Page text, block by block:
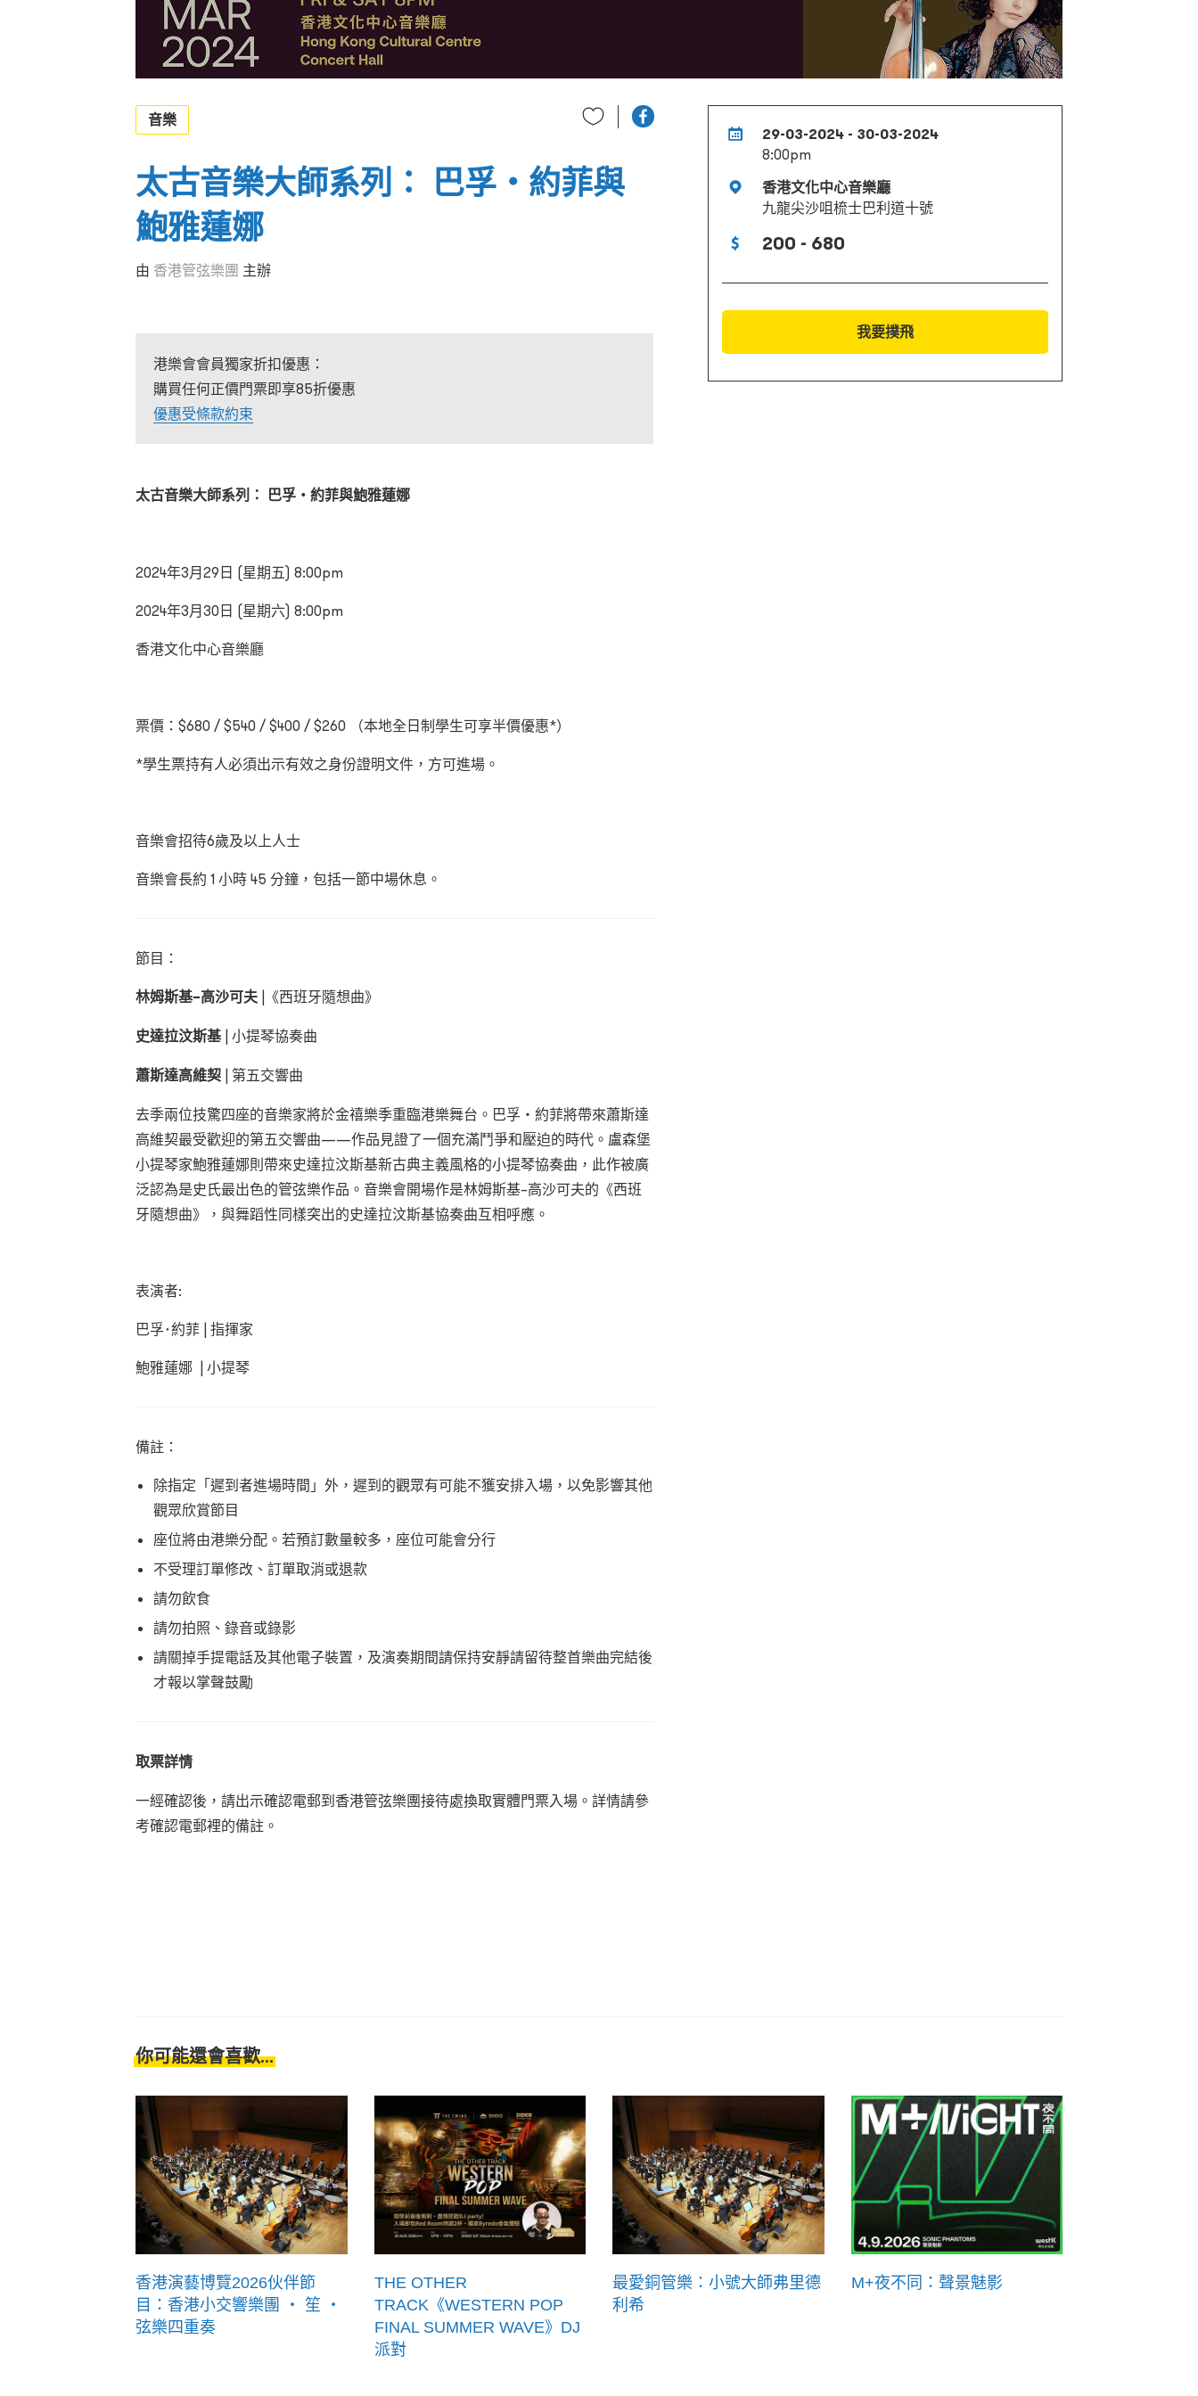
29-03-2024 - 30-03-2024
8:00pm
香港文化中心音樂廳
九龍尖沙咀梳士巴利道十號
200 - 680
我要撲飛
音樂
太古音樂大師系列： 巴孚・約菲與
鮑雅蓮娜
由 香港管弦樂團 主辦
港樂會會員獨家折扣優惠：
購買任何正價門票即享85折優惠
優惠受條款約束
太古音樂大師系列： 巴孚 ・ 約菲與鮑雅蓮娜
2024年3月 29 日 (星期五) 8:00pm
2024年3月 30 日 (星期六) 8:00pm
香港文化中心音樂廳
票價：$680 / $540 / $400 / $260 （本地全日制學生可享半價優惠*）
*學生票持有人必須出示有效之身份證明文件，方可進場。
音樂會招待6歲及以上人士
音樂會長約 1 小時 45 分鐘，包括一節中場休息。
節目：
林姆斯基–高沙可夫 《西班牙隨想曲》
史達拉汶斯基| 小提琴協奏曲
蕭斯達高維契 第五交響曲
去季兩位技驚四座的音樂家將於金禧樂季重臨港樂舞台。巴孚・約菲將帶來蕭斯達
高維契最受歡迎的第五交響曲——作品見證了一個充滿鬥爭和壓迫的時代。盧森堡
小提琴家鮑雅蓮娜則帶來史達拉汶斯基新古典主義風格的小提琴協奏曲，此作被廣
泛認為是史氏最出色的管弦樂作品。音樂會開場作是林姆斯基–高沙可夫的《西班
牙隨想曲》，與舞蹈性同樣突出的史達拉汶斯基協奏曲互相呼應。
表演者:
巴孚･約菲 | 指揮家
鮑雅蓮娜 | 小提琴
備註：
除指定「遲到者進場時間」外，遲到的觀眾有可能不獲安排入場，以免影響其他
觀眾欣賞節目
座位將由港樂分配。若預訂數量較多，座位可能會分行
不受理訂單修改、訂單取消或退款
請勿飲食
請勿拍照、錄音或錄影
請關掉手提電話及其他電子裝置，及演奏期間請保持安靜請留待整首樂曲完結後
才報以掌聲鼓勵
取票詳情
一經確認後，請出示確認電郵到香港管弦樂團接待處換取實體門票入場。詳情請參
考確認電郵裡的備註。
你可能還會喜歡...
香港演藝博覽2026伙伴節
目：香港小交響樂團 ‧ 笙 ‧
弦樂四重奏
THE OTHER
TRACK《WESTERN POP
FINAL SUMMER WAVE》DJ
派對
最愛銅管樂：小號大師弗里德
利希
M+夜不同：聲景魅影